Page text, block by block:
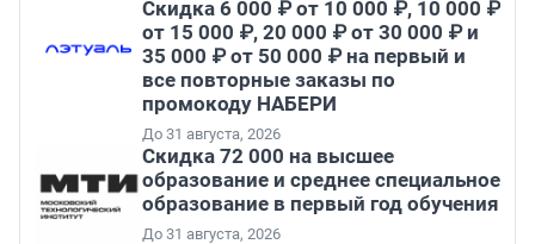
Скидка 6 000 ₽ от 10 000 ₽, 10 000 ₽
от 15 000 ₽, 20 000 ₽ от 30 000 ₽ и
35 000 ₽ от 50 000 ₽ на первый и
все повторные заказы по
промокоду НАБЕРИ
До 31 августа, 2026
Скидка 72 000 на высшее
образование и среднее специальное
образование в первый год обучения
До 31 августа, 2026